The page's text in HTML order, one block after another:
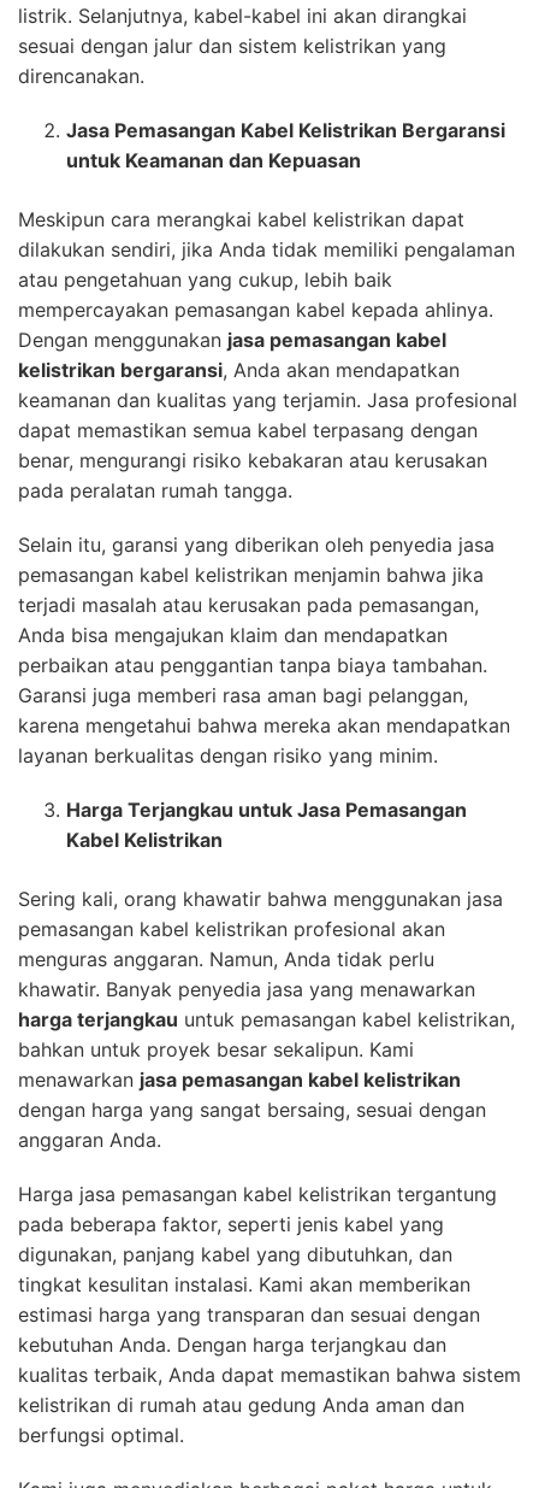
listrik. Selanjutnya, kabel-kabel ini akan dirangkai
sesuai dengan jalur dan sistem kelistrikan yang
direncanakan.
Jasa Pemasangan Kabel Kelistrikan Bergaransi
untuk Keamanan dan Kepuasan
Meskipun cara merangkai kabel kelistrikan dapat
dilakukan sendiri, jika Anda tidak memiliki pengalaman
atau pengetahuan yang cukup, lebih baik
mempercayakan pemasangan kabel kepada ahlinya.
Dengan menggunakan jasa pemasangan kabel
kelistrikan bergaransi, Anda akan mendapatkan
keamanan dan kualitas yang terjamin. Jasa profesional
dapat memastikan semua kabel terpasang dengan
benar, mengurangi risiko kebakaran atau kerusakan
pada peralatan rumah tangga.
Selain itu, garansi yang diberikan oleh penyedia jasa
pemasangan kabel kelistrikan menjamin bahwa jika
terjadi masalah atau kerusakan pada pemasangan,
Anda bisa mengajukan klaim dan mendapatkan
perbaikan atau penggantian tanpa biaya tambahan.
Garansi juga memberi rasa aman bagi pelanggan,
karena mengetahui bahwa mereka akan mendapatkan
layanan berkualitas dengan risiko yang minim.
Harga Terjangkau untuk Jasa Pemasangan
Kabel Kelistrikan
Sering kali, orang khawatir bahwa menggunakan jasa
pemasangan kabel kelistrikan profesional akan
menguras anggaran. Namun, Anda tidak perlu
khawatir. Banyak penyedia jasa yang menawarkan
harga terjangkau untuk pemasangan kabel kelistrikan,
bahkan untuk proyek besar sekalipun. Kami
menawarkan jasa pemasangan kabel kelistrikan
dengan harga yang sangat bersaing, sesuai dengan
anggaran Anda.
Harga jasa pemasangan kabel kelistrikan tergantung
pada beberapa faktor, seperti jenis kabel yang
digunakan, panjang kabel yang dibutuhkan, dan
tingkat kesulitan instalasi. Kami akan memberikan
estimasi harga yang transparan dan sesuai dengan
kebutuhan Anda. Dengan harga terjangkau dan
kualitas terbaik, Anda dapat memastikan bahwa sistem
kelistrikan di rumah atau gedung Anda aman dan
berfungsi optimal.